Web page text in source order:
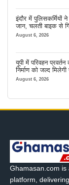
इंदौर में पुलिसकर्मियों
जान, चलती बाइक से
August 6, 2026
यूपी में परिवहन
निर्माण को जल्द मिलेगी
August 6, 2026
Ghamasan.com
platform,